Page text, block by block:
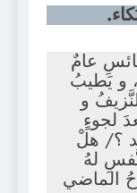
عامٌ
و يَطيبُ
و
لجوءٍ
؟/ هلْ
لهُ
الماضي